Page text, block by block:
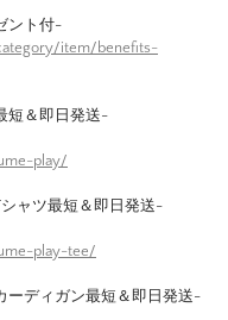
ント付-
item/benefits-
短＆即日発送-
play/
ャツ最短＆即日発送-
play-tee/
ーディガン最短＆即日発送-